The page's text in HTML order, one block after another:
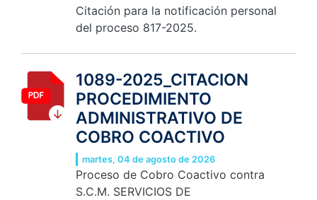
Citación para la notificación personal
del proceso 817-2025.
1089-2025_CITACION
PROCEDIMIENTO
ADMINISTRATIVO DE
COBRO COACTIVO
martes, 04 de agosto de 2026
Proceso de Cobro Coactivo contra
S.C.M. SERVICIOS DE